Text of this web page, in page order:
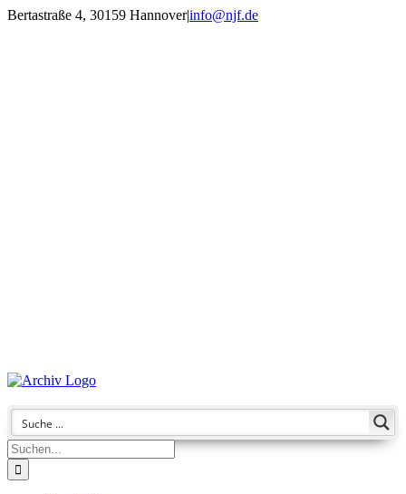
Zum
Bertastraße 4, 30159 Hannover|info@njf.de
Suche
nach: